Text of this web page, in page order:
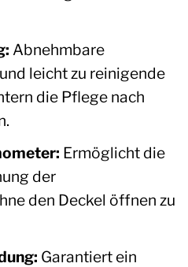
Abnehmbare
leicht zu reinigende
die Pflege nach
Ermöglicht die
der
den Deckel öffnen zu
Garantiert ein